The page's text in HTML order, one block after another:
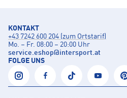
KONTAKT
+43 7242 600 204 (zum Ortstarif)
Mo. – Fr. 08:00 – 20:00 Uhr
service.eshop@intersport.at
FOLGE UNS